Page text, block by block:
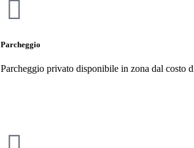
Parcheggio
Parcheggio privato disponibile in zona dal costo